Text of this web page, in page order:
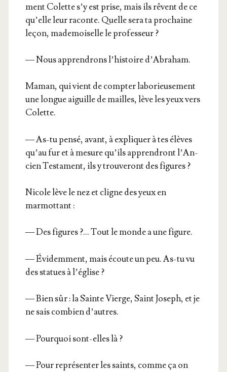
ment Colette s’y est prise, mais ils rêvent de ce
qu’elle leur raconte. Quelle sera ta pro­chaine
leçon, made­moi­selle le professeur ?
— Nous appren­drons l’his­toire d’Abraham.
Maman, qui vient de comp­ter labo­rieu­se­ment
une longue aiguille de mailles, lève les yeux vers
Colette.
— As-tu pen­sé, avant, à expli­quer à tes élèves
qu’au fur et à mesure qu’ils appren­dront l’An­
cien Tes­ta­ment, ils y trou­ve­ront des figures ?
Nicole lève le nez et cligne des yeux en
marmottant :
— Des figures ?… Tout le monde a une figure.
— Évi­dem­ment, mais écoute un peu. As-tu vu
des sta­tues à l’église ?
— Bien sûr : la Sainte Vierge, Saint Joseph, et je
ne sais com­bien d’autres.
— Pour­quoi sont-elles là ?
— Pour repré­sen­ter les saints, comme ça on